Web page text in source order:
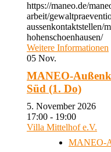
https://maneo.de/
arbeit/
aussenkontaktstellen/
hohenschoenhausen/
Weitere Informationen
05 Nov.
MANEO-
Süd (1. Do)
5. November 2026
17:00 - 19:00
Villa Mittelhof e.V.
MANEO-